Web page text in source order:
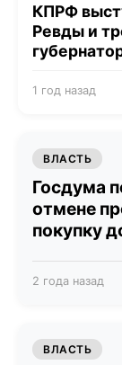
КПРФ
Ревды и
1 год назад
ВЛАСТЬ
Госдума
отмене
покупку
2 года назад
ВЛАСТЬ